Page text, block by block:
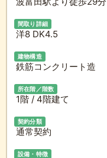
間取り詳細
洋8 DK4.5
建物構造
鉄筋コンクリート造
所在階／階数
1階 / 4階建て
契約分類
通常契約
設備・特徴